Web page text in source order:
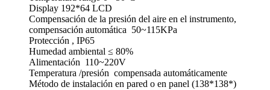
Display 192*64 LCD
Compensación de la presión del aire en el instrumento,
compensación automática 50~115KPa
Protección , IP65
Humedad ambiental ≤ 80%
Alimentación 110~220V
Temperatura /presión compensada automáticamente
Método de instalación en pared o en panel (138*138*)